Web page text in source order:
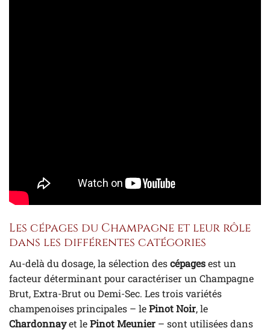
Les cépages du Champagne et leur rôle
dans les différentes catégories
Au-delà du dosage, la sélection descépagesest un
facteur déterminant pour caractériser un Champagne
Brut, Extra-Brut ou Demi-Sec. Les trois variétés
champenoises principales – lePinot Noir, le
Chardonnayet lePinot Meunier – sont utilisées dans